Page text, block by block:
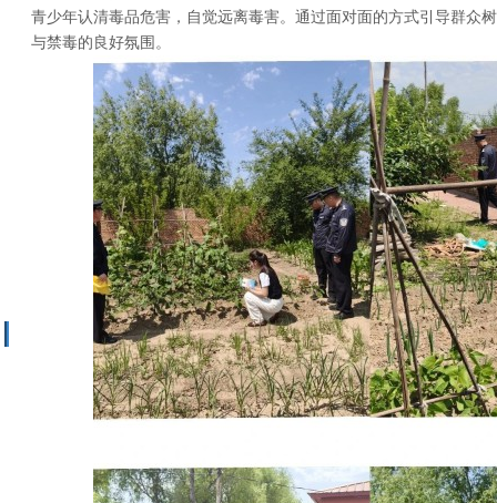
青少年认清毒品危害，自觉远离毒害。通过面对面的方式引导群众
与禁毒的良好氛围。